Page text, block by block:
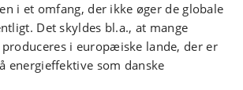
i et omfang, der ikke øger de globale
Det skyldes bl.a., at mange
i europæiske lande, der er
energieffektive som danske